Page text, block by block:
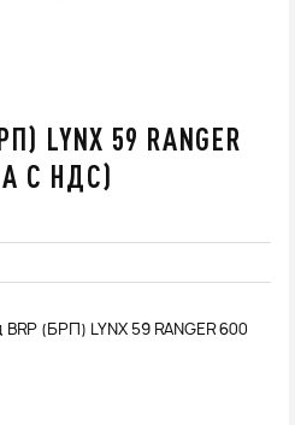
LYNX 59 RANGER
С НДС)
(БРП) LYNX 59 RANGER 600